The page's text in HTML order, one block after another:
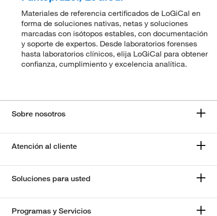
Materiales de referencia certificados de LoGiCal en
forma de soluciones nativas, netas y soluciones
marcadas con isótopos estables, con documentación
y soporte de expertos. Desde laboratorios forenses
hasta laboratorios clínicos, elija LoGiCal para obtener
confianza, cumplimiento y excelencia analítica.
Sobre nosotros
Atención al cliente
Soluciones para usted
Programas y Servicios